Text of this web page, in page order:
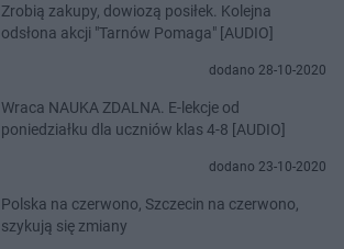
Zrobią zakupy, dowiozą posiłek. Kolejna
odsłona akcji "Tarnów Pomaga" [AUDIO]
dodano 28-10-2020
Wraca NAUKA ZDALNA. E-lekcje od
poniedziałku dla uczniów klas 4-8 [AUDIO]
dodano 23-10-2020
Polska na czerwono, Szczecin na czerwono,
szykują się zmiany